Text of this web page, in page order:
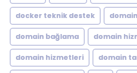
docker teknik destek domain
domain bağlama domain
domain hizmetleri domain